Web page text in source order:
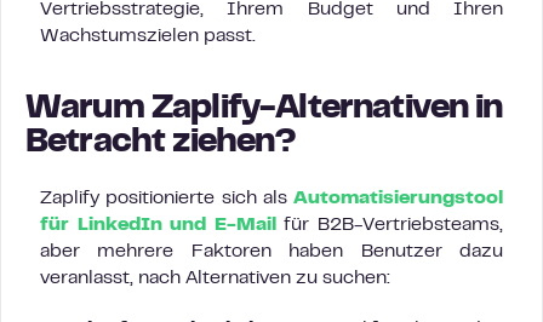
Vertriebsstrategie, Ihrem Budget und Ihren
Wachstumszielen passt.
Warum Zaplify-Alternativen in
Betracht ziehen?
Zaplify positionierte sich als Automatisierungstool
für LinkedIn und E-Mail
für B2B-Vertriebsteams,
aber mehrere Faktoren haben Benutzer dazu
veranlasst, nach Alternativen zu suchen: